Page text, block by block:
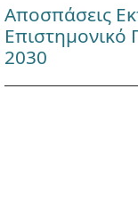
Αποσπάσεις
2030